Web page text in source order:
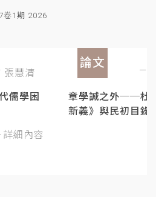
卷1期 2026
張慧清
儒學困
詳細內容
論文
章學誠之外──杜
新義》與民初目錄